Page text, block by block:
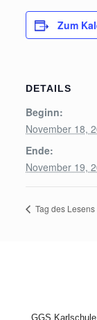
Zum
DETAILS
Beginn:
November 18,
Ende:
November 19,
Tag des Lesens
GGS Karlschule